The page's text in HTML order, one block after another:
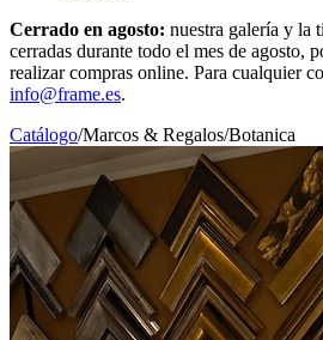
Cerrado en agosto: nuestra galería y la
cerradas durante todo el mes de agosto,
realizar compras online. Para cualquier
info@frame.es.
Catálogo/Marcos & Regalos/Botanica